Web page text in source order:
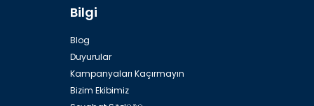
Bilgi
Blog
Duyurular
Kampanyaları Kaçırmayın
Bizim Ekibimiz